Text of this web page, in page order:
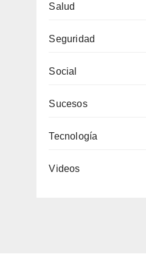
Salud
Seguridad
Social
Sucesos
Tecnología
Videos